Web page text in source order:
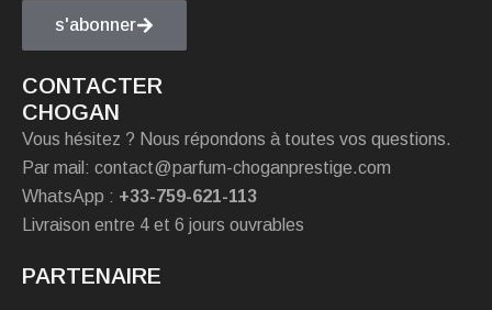
s'abonner
CONTACTER
CHOGAN
Vous hésitez ? Nous répondons à toutes vos questions.
Par mail: contact@parfum-choganprestige.com
WhatsApp : +33-759-621-113
Livraison entre 4 et 6 jours ouvrables
PARTENAIRE